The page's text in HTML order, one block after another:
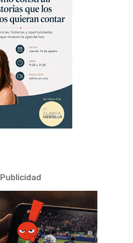
Publicidad